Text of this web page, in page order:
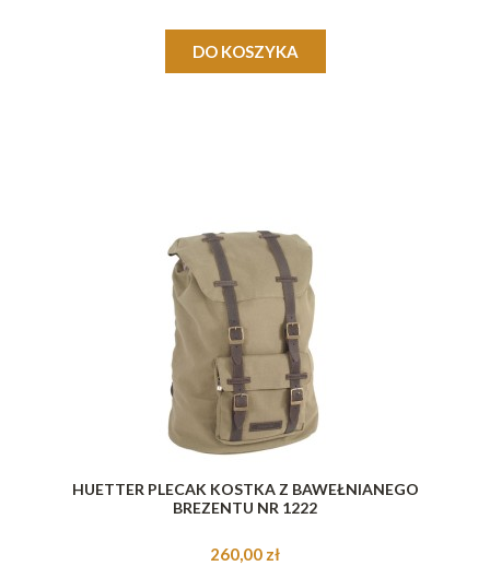
DO KOSZYKA
HUETTER PLECAK KOSTKA Z BAWEŁNIANEGO
BREZENTU NR 1222
260,00 zł